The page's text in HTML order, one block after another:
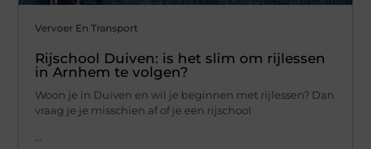
Vervoer En Transport
Rijschool Duiven: is het slim om rijlessen
in Arnhem te volgen?
Woon je in Duiven en wil je beginnen met rijlessen? Dan
vraag je je misschien af of je een rijschool
...